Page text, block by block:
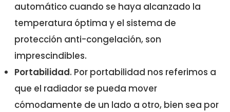
automático cuando se haya alcanzado la
temperatura óptima y el sistema de
protección anti-congelación, son
imprescindibles.
Portabilidad. Por portabilidad nos referimos a
que el radiador se pueda mover
cómodamente de un lado a otro, bien sea por